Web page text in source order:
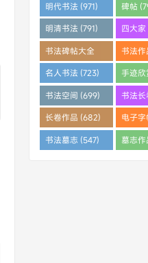
明代书法 (971) 碑帖
明清书法 (791) 四大
书法碑帖大全
(784)
书法作
名人书法 (723) 手迹
书法空间 (699) 书法
长卷作品 (682) 电子
书法墓志 (547) 墓志